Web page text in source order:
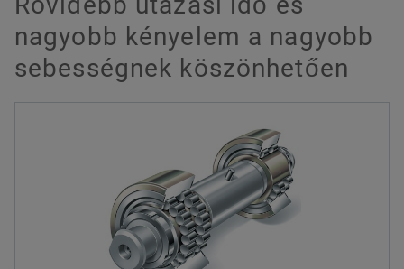
nagyobb kényelem a nagyobb
sebességnek köszönhetően